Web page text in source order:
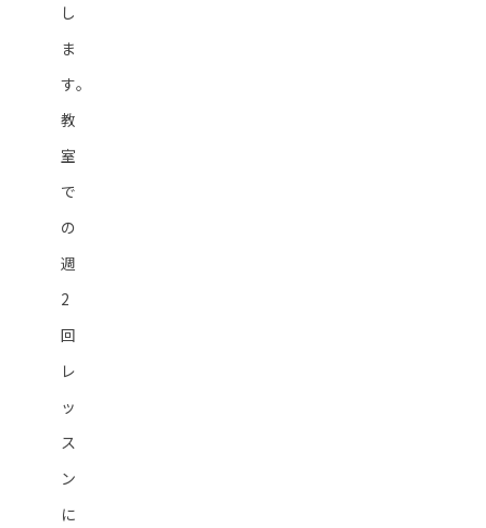
し
ま
す。
教
室
で
の
週
2
回
レ
ッ
ス
ン
に